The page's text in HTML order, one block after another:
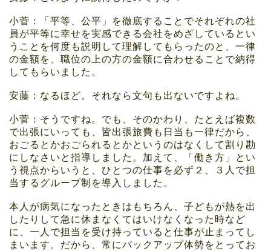
小菅：「平等、公平」を徹底することでそれぞれの社
員が平等に幸せを実感できる会社をめざしているとい
うことを何度も説明して理解してもらったのと、一律
の金額を、職位の上の方の金額に合わせることで納得
してもらいました。
安藤：なるほど。それなら文句も出ないですよね。
小菅：そうですね。でも、そのかわり、たとえば複数
で出張にいっても、皆出張旅費も日当も一律だから、
おごるとかおごられるとかというのはなくして割り勘
にしなさいと指導しました。加えて、「働き方」とい
う視点からいうと、ひとつの仕事を必ず２、３人で担
当するグループ制を導入しました。
本人が病気になったときはもちろん、子どもが熱を出
したりして急に休まなくてはいけなくなった時など
に、一人で担当を受け持っていると仕事が止まってし
まいます。だから、常にバックアップ体勢をとってお